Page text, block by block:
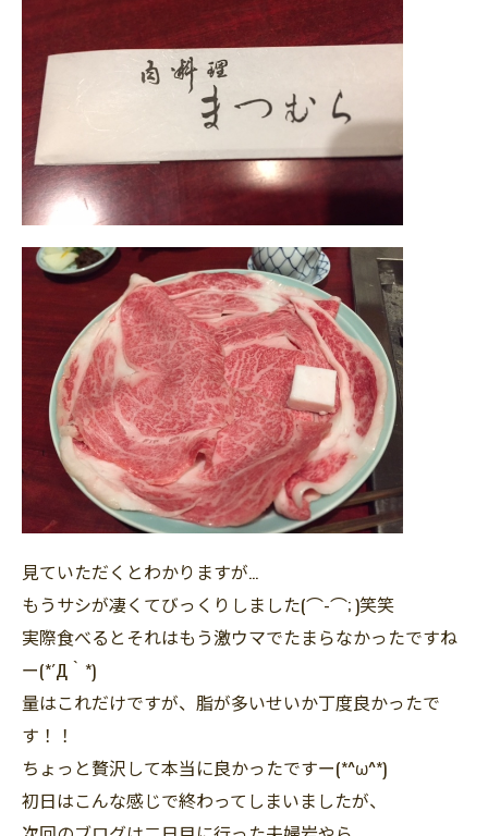
見ていただくとわかりますが…
もうサシが凄くてびっくりしました(⌒-⌒; )笑笑
実際食べるとそれはもう激ウマでたまらなかったですね
ー(*´Д｀*)
量はこれだけですが、脂が多いせいか丁度良かったで
す！！
ちょっと贅沢して本当に良かったですー(*^ω^*)
初日はこんな感じで終わってしまいましたが、